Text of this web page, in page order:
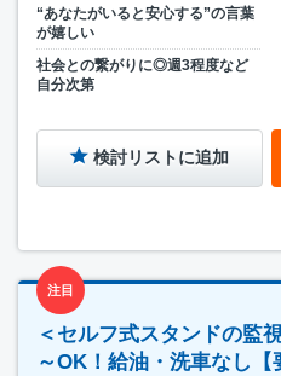
“あなたがいると安心する”の言葉
が嬉しい
社会との繋がりに◎週3程度など
自分次第
検討リストに追加
注目
＜セルフ式スタンドの監
～OK！給油・洗車なし【